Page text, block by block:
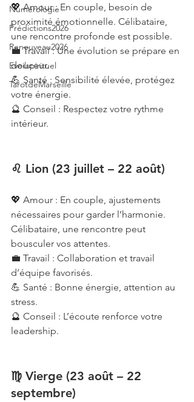
Numérologie
Prédictions2026
Renouveau2026
Eveilspirituel
TarotdeMarseille
💖 Amour : En couple, besoin de
proximité émotionnelle. Célibataire,
une rencontre profonde est possible.
💼 Travail : Une évolution se prépare en
douceur.
💪 Santé : Sensibilité élevée, protégez
votre énergie.
🔮 Conseil : Respectez votre rythme
intérieur.
♌ Lion (23 juillet – 22 août)
💖 Amour : En couple, ajustements
nécessaires pour garder l’harmonie.
Célibataire, une rencontre peut
bousculer vos attentes.
💼 Travail : Collaboration et travail
d’équipe favorisés.
💪 Santé : Bonne énergie, attention au
stress.
🔮 Conseil : L’écoute renforce votre
leadership.
♍ Vierge (23 août – 22
septembre)